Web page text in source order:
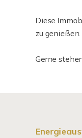
Diese
zu genießen.
Gerne